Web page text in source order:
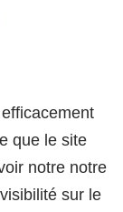
que le site
notre notre
sur le